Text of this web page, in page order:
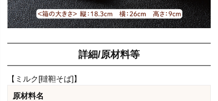
詳細/原材料等
【ミルク[韃靼そば]】
原材料名